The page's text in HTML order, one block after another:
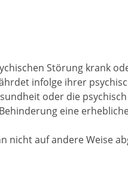
Störung krank
infolge ihrer
oder die
eine
nicht auf andere Weise